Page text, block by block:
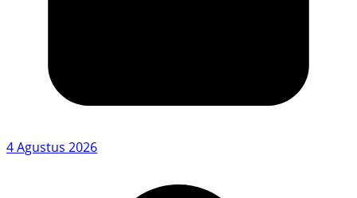
4 Agustus 2026